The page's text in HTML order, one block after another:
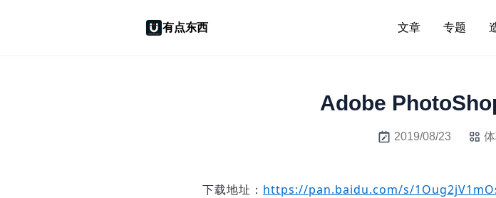
有点东西 文章 专题
Adobe
2019/08/23
下载地址： https://pan.baidu.com/s/